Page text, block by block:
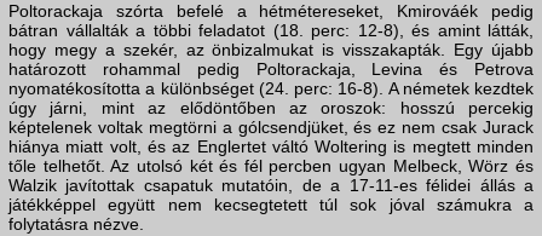
Poltorackaja szórta befelé a hétmétereseket, Kmirováék pedig
bátran vállalták a többi feladatot (18. perc: 12-8), és amint látták,
hogy megy a szekér, az önbizalmukat is visszakapták. Egy újabb
határozott rohammal pedig Poltorackaja, Levina és Petrova
nyomatékosította a különbséget (24. perc: 16-8). A németek kezdtek
úgy járni, mint az elődöntőben az oroszok: hosszú percekig
képtelenek voltak megtörni a gólcsendjüket, és ez nem csak Jurack
hiánya miatt volt, és az Englertet váltó Woltering is megtett minden
tőle telhetőt. Az utolsó két és fél percben ugyan Melbeck, Wörz és
Walzik javítottak csapatuk mutatóin, de a 17-11-es félidei állás a
játékképpel együtt nem kecsegtetett túl sok jóval számukra a
folytatásra nézve.